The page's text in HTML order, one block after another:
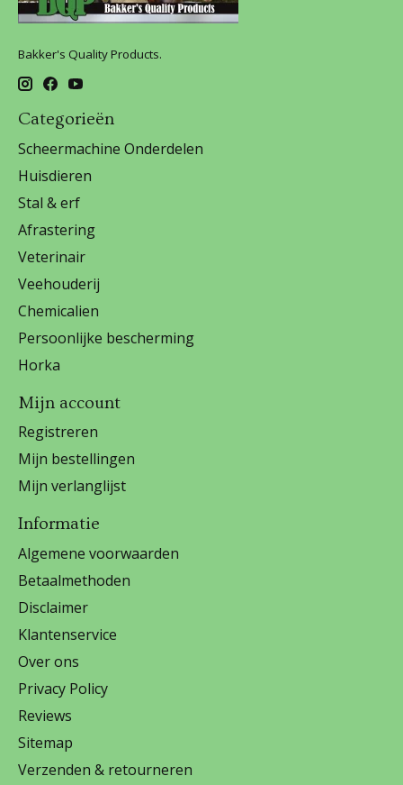
Bakker's Quality Products.
Categorieën
Scheermachine Onderdelen
Huisdieren
Stal & erf
Afrastering
Veterinair
Veehouderij
Chemicalien
Persoonlijke bescherming
Horka
Mijn account
Registreren
Mijn bestellingen
Mijn verlanglijst
Informatie
Algemene voorwaarden
Betaalmethoden
Disclaimer
Klantenservice
Over ons
Privacy Policy
Reviews
Sitemap
Verzenden & retourneren